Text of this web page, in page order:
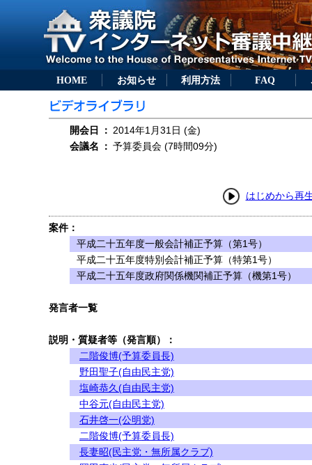
HOME お知らせ 利用方法 FAQ
開会日 ： 2014年1月31日 (金)
会議名
： 予算委員会 (7時間09分)
はじめから再
案件：
平成二十五年度一般会計補正予算（第1号）
平成二十五年度特別会計補正予算（特第1号）
平成二十五年度政府関係機関補正予算（機第1号）
発言者一覧
説明・質疑者等（発言順）：
二階俊博(予算委員長)
野田聖子(自由民主党)
塩崎恭久(自由民主党)
中谷元(自由民主党)
石井啓一(公明党)
二階俊博(予算委員長)
長妻昭(民主党・無所属クラブ)